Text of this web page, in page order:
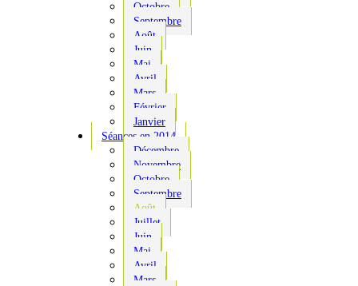
Octobre
Septembre
Août
Juin
Mai
Avril
Mars
Février
Janvier
Séances en 2014
Décembre
Novembre
Octobre
Septembre
Août
Juillet
Juin
Mai
Avril
Mars